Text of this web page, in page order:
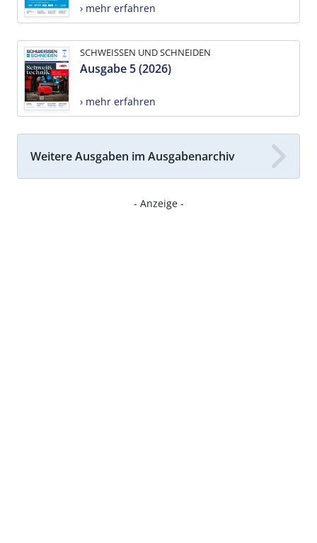
› mehr erfahren
SCHWEISSEN UND SCHNEIDEN
Ausgabe 5 (2026)
› mehr erfahren
Weitere Ausgaben im Ausgabenarchiv
- Anzeige -